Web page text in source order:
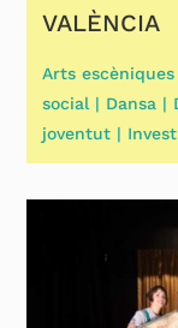
VALÈNCIA
Arts
social | Dansa |
joventut |